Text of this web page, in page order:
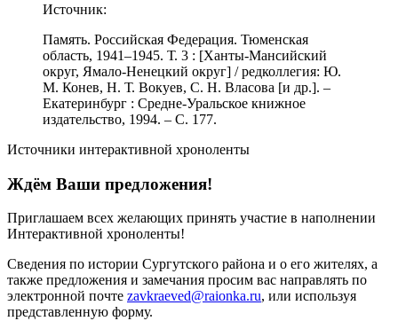
Источник:
Память. Российская Федерация. Тюменская
область, 1941–1945. Т. 3 : [Ханты-Мансийский
округ, Ямало-Ненецкий округ] / редколлегия: Ю.
М. Конев, Н. Т. Вокуев, С. Н. Власова [и др.]. –
Екатеринбург : Средне-Уральское книжное
издательство, 1994. – С. 177.
Источники интерактивной хроноленты
Ждём Ваши предложения!
Приглашаем всех желающих принять участие в наполнении
Интерактивной хроноленты!
Сведения по истории Сургутского района и о его жителях, а
также предложения и замечания просим вас направлять по
электронной почте zavkraeved@raionka.ru, или используя
представленную форму.